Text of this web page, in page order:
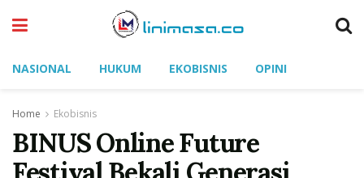
NASIONAL HUKUM EKOBISNIS OPINI
Home Ekobisnis
BINUS Online Future